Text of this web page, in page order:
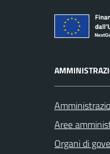
Aree
Organi di